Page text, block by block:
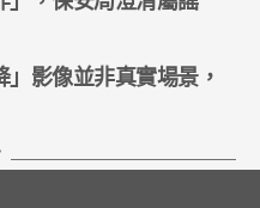
影像並非真實場景，